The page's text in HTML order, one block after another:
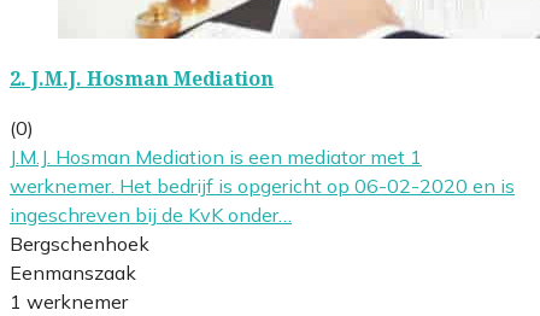
2. J.M.J. Hosman Mediation
(0)
J.M.J. Hosman Mediation is een mediator met 1
werknemer. Het bedrijf is opgericht op 06-02-2020 en is
ingeschreven bij de KvK onder…
Bergschenhoek
Eenmanszaak
1 werknemer